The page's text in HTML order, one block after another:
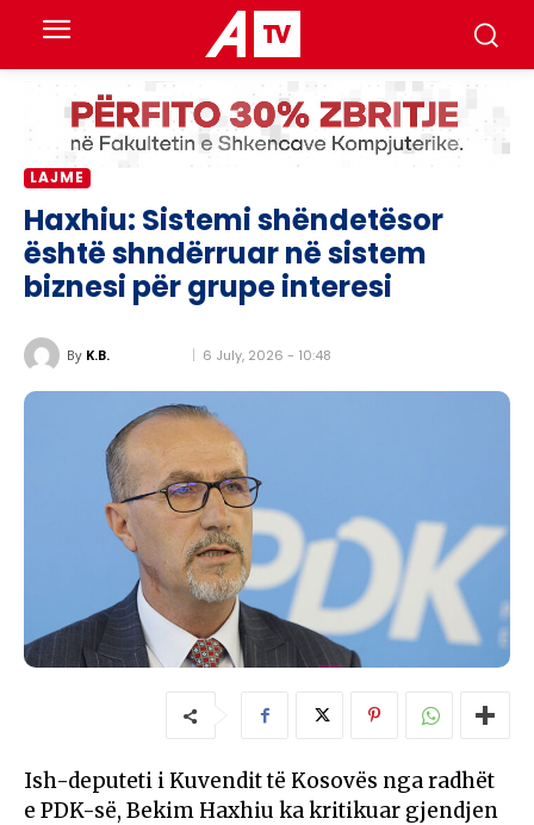
LAJME
Haxhiu: Sistemi shëndetësor
është shndërruar në sistem
biznesi për grupe interesi
By K.B. 6 July, 2026 - 10:48
Ish-deputeti i Kuvendit të Kosovës nga radhët
e PDK-së, Bekim Haxhiu ka kritikuar gjendjen